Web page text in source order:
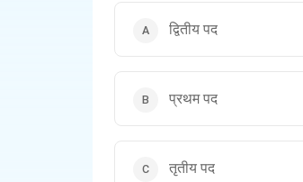
द्वितीय पद
प्रथम पद
तृतीय पद